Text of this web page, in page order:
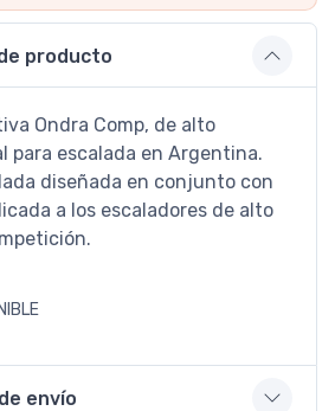
producto
Ondra Comp, de alto
para escalada en Argentina.
diseñada en conjunto con
a los escaladores de alto
envío